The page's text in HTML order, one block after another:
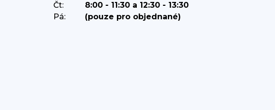
Čt:
8:00 - 11:30 a 12:30 - 13:30
Pá:
(pouze pro objednané)